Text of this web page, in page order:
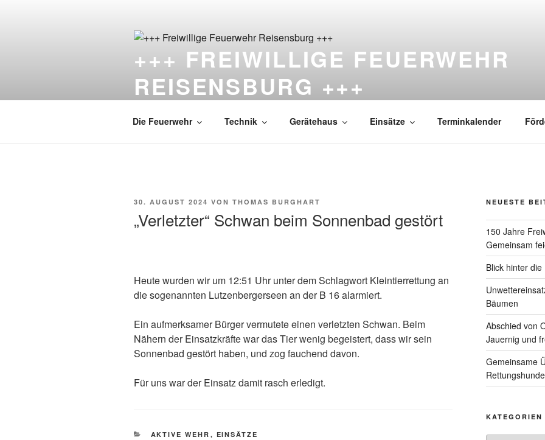
+++ FREIWILLIGE FEUERWEHR
REISENSBURG +++
Die Feuerwehr Technik Gerätehaus Einsätze Terminkalender
VERÖFFENTLICHT
30. AUGUST 2024 VON THOMAS BURGHART
„Verletzter“ Schwan beim Sonnenbad gestört
Heute wurden wir um 12:51 Uhr unter dem Schlagwort Kleintierrettung an
die sogenannten Lutzenbergerseen an der B 16 alarmiert.
Ein aufmerksamer Bürger vermutete einen verletzten Schwan. Beim
Nähern der Einsatzkräfte war das Tier wenig begeistert, dass wir sein
Sonnenbad gestört haben, und zog fauchend davon.
Für uns war der Einsatz damit rasch erledigt.
KATEGORIEN
AKTIVE WEHR , EINSÄTZE
NEUESTE
150 Jahre
Gemeinsam
Blick hinter
Bäumen
Abschied von
Jauernig und
Gemeinsame
KATEGORIEN